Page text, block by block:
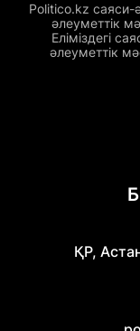
Politico.kz саяси-
әлеуметтік
Еліміздегі
әлеуметтік
ҚР,